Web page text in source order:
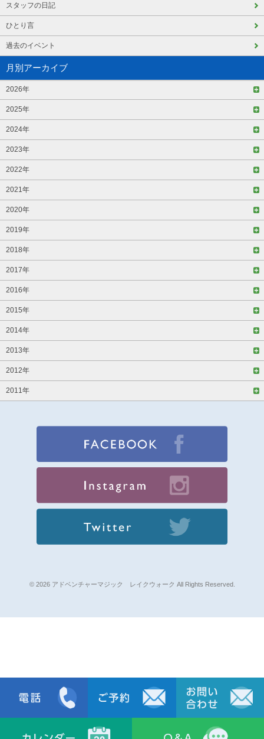
スタッフの日記
ひとり言
過去のイベント
月別アーカイブ
2026年
2025年
2024年
2023年
2022年
2021年
2020年
2019年
2018年
2017年
2016年
2015年
2014年
2013年
2012年
2011年
© 2026 アドベンチャーマジック レイクウォーク All Rights Reserved.